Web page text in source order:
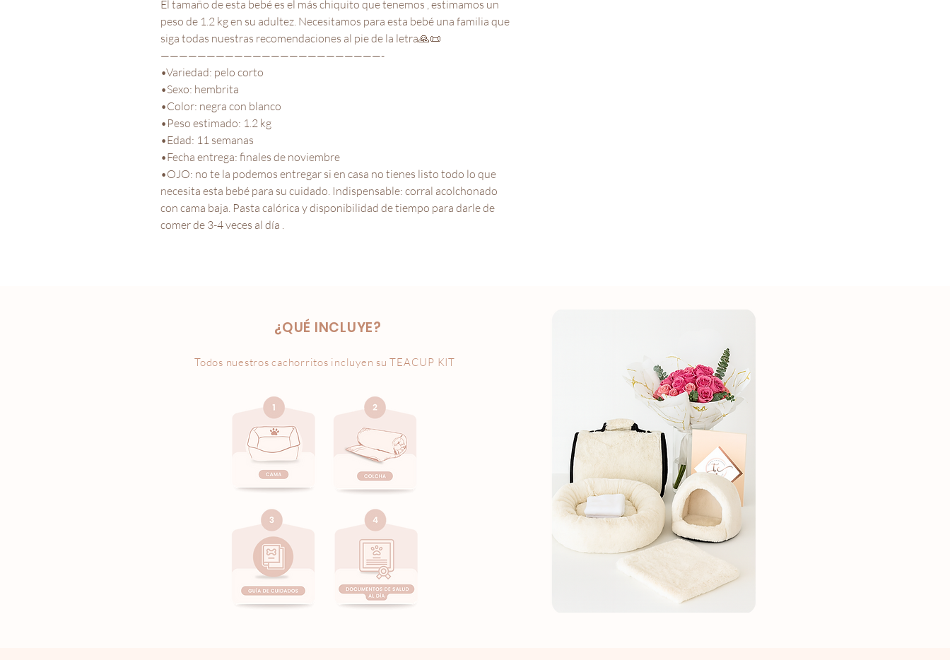
El tamaño de esta bebé es el más chiquito que tenemos , estimamos un
peso de 1.2 kg en su adultez. Necesitamos para esta bebé una familia que
siga todas nuestras recomendaciones al pie de la letra🙏📜
————————————————————————-
•Variedad: pelo corto
•Sexo: hembrita
•Color: negra con blanco
•Peso estimado: 1.2 kg
•Edad: 11 semanas
•Fecha entrega: finales de noviembre
•OJO: no te la podemos entregar si en casa no tienes listo todo lo que
necesita esta bebé para su cuidado. Indispensable: corral acolchonado
con cama baja. Pasta calórica y disponibilidad de tiempo para darle de
comer de 3-4 veces al día .
¿QUÉ INCLUYE?
Todos nuestros cachorritos incluyen su TEACUP KIT